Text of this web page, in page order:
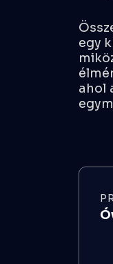
egy
ahol